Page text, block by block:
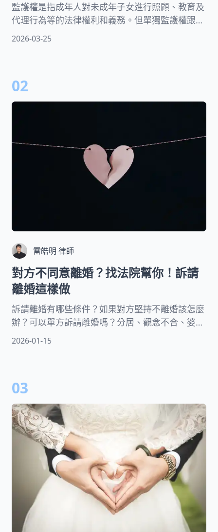
監護權是指成年人對未成年子女進行照顧、教育及
代理行為等的法律權利和義務。但單獨監護權跟共
同監護權哪個好？先提離婚還可以爭取監護權嗎？
2026-03-25
02
雷皓明 律師
對方不同意離婚？找法院幫你！訴請
離婚這樣做
訴請離婚有哪些條件？如果對方堅持不離婚該怎麼
辦？可以單方訴請離婚嗎？分居、觀念不合、婆媳
關係不好可以訴請離婚嗎？分居多久才能離婚？訴
2026-01-15
03